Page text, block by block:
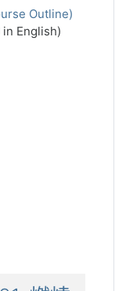
Outline)
in English)